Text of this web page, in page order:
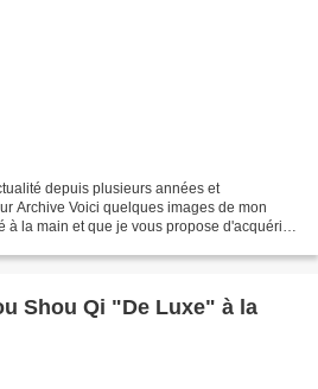
depuis plusieurs années et
Archive Voici quelques images de mon
à la main et que je vous propose d'acquérir
Shou Qi "De Luxe" à la